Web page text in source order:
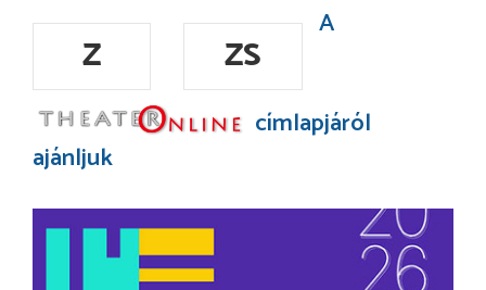
Z
ZS
A
címlapjáról
ajánljuk